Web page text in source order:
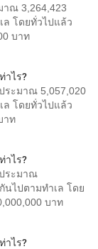
าณ 3,264,423
ล โดยทั่วไปแล้ว
บาท
าไร?
ระมาณ 5,057,020
ล โดยทั่วไปแล้ว
าท
าไร?
ระมาณ
นไปตามทำเล โดย
บาท
าไร?